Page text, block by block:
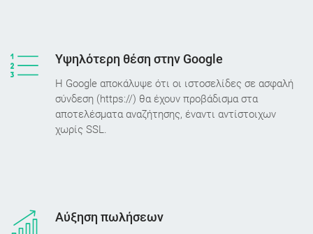
Υψηλότερη θέση στην Google
Η Google αποκάλυψε ότι οι ιστοσελίδες σε ασφαλή
σύνδεση (https://) θα έχουν προβάδισμα στα
αποτελέσματα αναζήτησης, έναντι αντίστοιχων
χωρίς SSL.
Αύξηση πωλήσεων